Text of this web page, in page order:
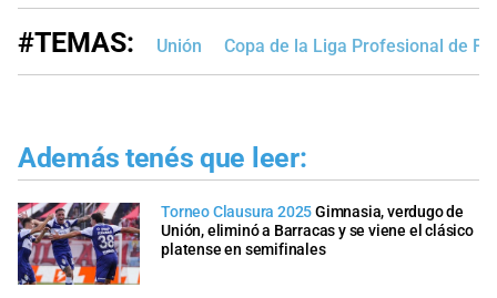
#TEMAS: Unión Copa de la Liga Profesional de
Además tenés que leer:
Torneo Clausura 2025Gimnasia, verdugo de
Unión, eliminó a Barracas y se viene el clásico
platense en semifinales